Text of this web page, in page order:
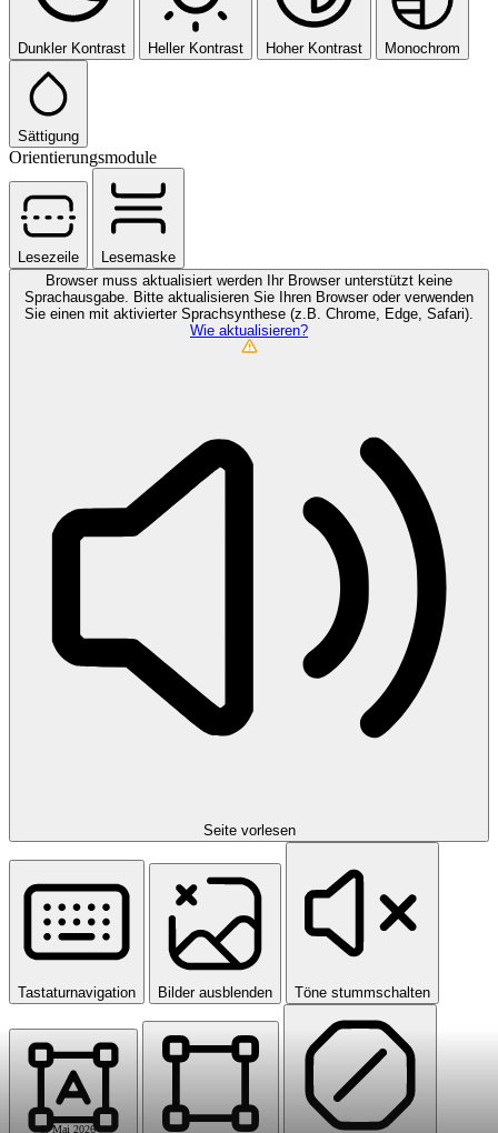
6. Mai 2026
Dunkler Kontrast Heller Kontrast Hoher Kontrast Monochrom
Sättigung
Orientierungsmodule
Lesezeile
Lesemaske
Browser muss aktualisiert werden
Ihr Browser unterstützt keine
Sprachausgabe. Bitte aktualisieren Sie Ihren Browser oder verwenden
Sie einen mit aktivierter Sprachsynthese (z.B. Chrome, Edge, Safari).
Wie aktualisieren?
Seite vorlesen
Tastaturnavigation Bilder ausblenden Töne stummschalten